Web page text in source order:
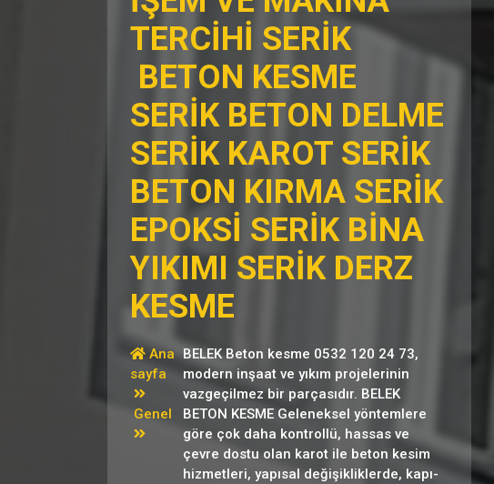
TERCİHİ SERİK
BETON KESME
SERİK BETON DELME
SERİK KAROT SERİK
BETON KIRMA SERİK
EPOKSİ SERİK BİNA
YIKIMI SERİK DERZ
KESME
Ana
sayfa
Genel
BELEK Beton kesme 0532 120 24 73,
modern inşaat ve yıkım projelerinin
vazgeçilmez bir parçasıdır. BELEK
BETON KESME Geleneksel yöntemlere
göre çok daha kontrollü, hassas ve
çevre dostu olan karot ile beton kesim
hizmetleri, yapısal değişikliklerde, kapı-